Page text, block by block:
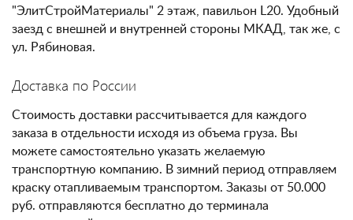
"ЭлитСтройМатериалы" 2 этаж, павильон L20. Удобный
заезд с внешней и внутренней стороны МКАД, так же, с
ул. Рябиновая.
Доставка по России
Стоимость доставки рассчитывается для каждого
заказа в отдельности исходя из объема груза. Вы
можете самостоятельно указать желаемую
транспортную компанию. В зимний период отправляем
краску отапливаемым транспортом. Заказы от 50.000
руб. отправляются бесплатно до терминала